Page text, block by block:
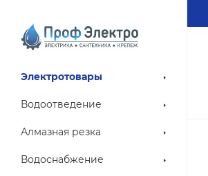
Электротовары
Водоотведение
Алмазная резка
Водоснабжение